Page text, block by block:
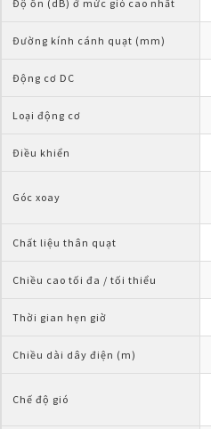
Độ ồn (dB) ở mức gió cao nhất
Đường kính cánh quạt (mm)
Động cơ DC
Loại động cơ
Điều khiển
Góc xoay
Chất liệu thân quạt
Chiều cao tối đa / tối thiểu
Thời gian hẹn giờ
Chiều dài dây điện (m)
Chế độ gió